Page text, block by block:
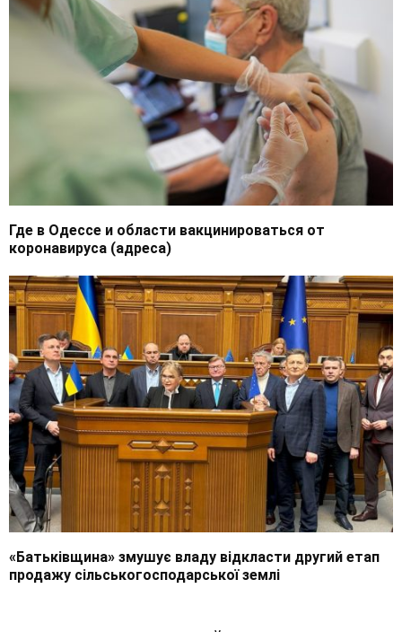
Где в Одессе и области вакцинироваться от
коронавируса (адреса)
«Батьківщина» змушує владу відкласти другий етап
продажу сільськогосподарської землі